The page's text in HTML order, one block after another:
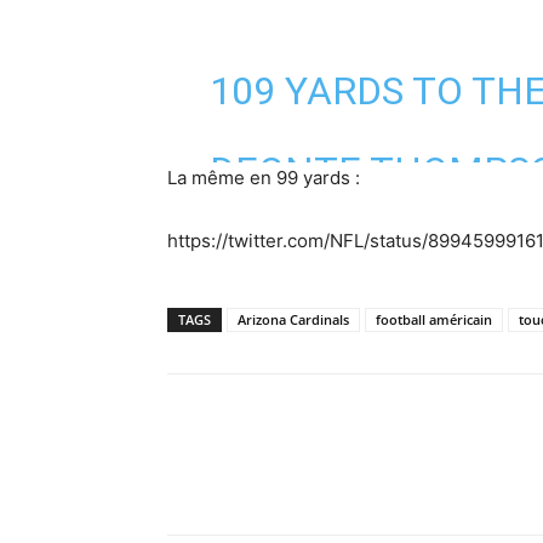
109 YARDS TO
DEONTE
TD!#CHIVSAZ
La même en 99 yards :
https://twitter.com/NFL/status/
TAGS Arizona Cardinals football américain